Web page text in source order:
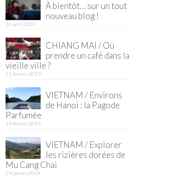
À bientôt… sur un tout
nouveau blog !
16 avril 2023
CHIANG MAI / Où
prendre un café dans la
vieille ville ?
21 février 2019
VIETNAM / Environs
de Hanoï : la Pagode
Parfumée
14 février 2019
VIETNAM / Explorer
les rizières dorées de
Mu Cang Chai
24 janvier 2019